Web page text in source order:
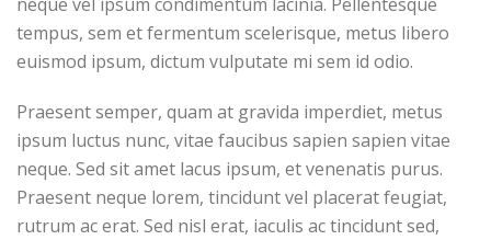
tempus, sem et fermentum scelerisque, metus libero
euismod ipsum, dictum vulputate mi sem id odio.
Praesent semper, quam at gravida imperdiet, metus
ipsum luctus nunc, vitae faucibus sapien sapien vitae
neque. Sed sit amet lacus ipsum, et venenatis purus.
Praesent neque lorem, tincidunt vel placerat feugiat,
rutrum ac erat. Sed nisl erat, iaculis ac tincidunt sed,